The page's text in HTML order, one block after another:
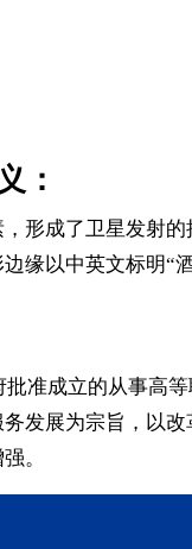
：
形成了卫星发射
缘以中英文标明“
准成立的从事高
发展为宗旨，以
。